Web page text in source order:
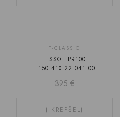
T-CLASSIC
TISSOT PR100
T150.410.22.041.00
395 €
Į KREPŠELĮ